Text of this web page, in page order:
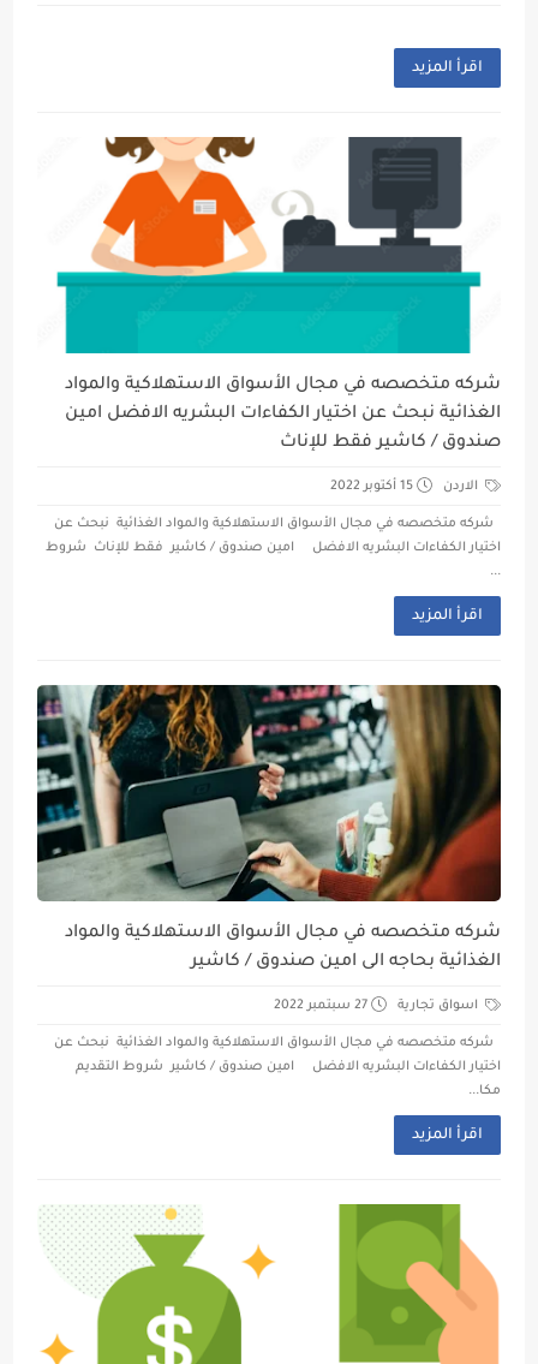
اقرأ المزيد
شركه متخصصه في مجال الأسواق الاستهلاكية والمواد
الغذائية نبحث عن اختيار الكفاءات البشريه الافضل امين
صندوق / كاشير فقط للإناث
الاردن 15 أكتوبر 2022
شركه متخصصه في مجال الأسواق الاستهلاكية والمواد الغذائية نبحث عن
اختيار الكفاءات البشريه الافضل امين صندوق / كاشير فقط للإناث شروط
...
اقرأ المزيد
شركه متخصصه في مجال الأسواق الاستهلاكية والمواد
الغذائية بحاجه الى امين صندوق / كاشير
اسواق تجارية 27 سبتمبر 2022
شركه متخصصه في مجال الأسواق الاستهلاكية والمواد الغذائية نبحث عن
اختيار الكفاءات البشريه الافضل امين صندوق / كاشير شروط التقديم
مكا...
اقرأ المزيد